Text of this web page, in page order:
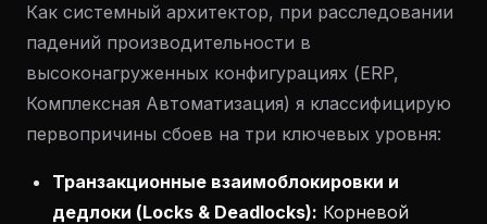
Как системный архитектор, при расследовании
падений производительности в
высоконагруженных конфигурациях (ERP,
Комплексная Автоматизация) я классифицирую
первопричины сбоев на три ключевых уровня:
Транзакционные взаимоблокировки и
дедлоки (Locks & Deadlocks): Корневой